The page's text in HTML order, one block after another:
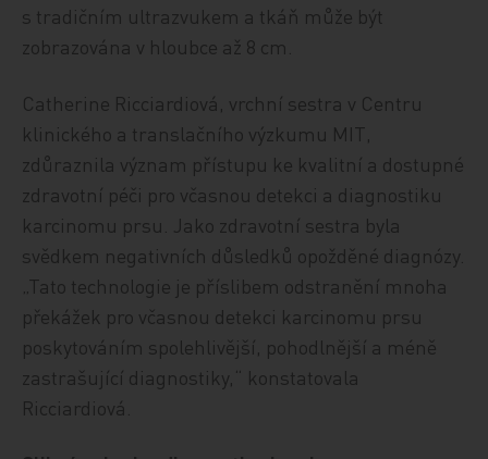
s tradičním ultrazvukem a tkáň může být
zobrazována v hloubce až 8 cm.
Catherine Ricciardiová, vrchní sestra v Centru
klinického a translačního výzkumu MIT,
zdůraznila význam přístupu ke kvalitní a dostupné
zdravotní péči pro včasnou detekci a diagnostiku
karcinomu prsu. Jako zdravotní sestra byla
svědkem negativních důsledků opožděné diagnózy.
„Tato technologie je příslibem odstranění mnoha
překážek pro včasnou detekci karcinomu prsu
poskytováním spolehlivější, pohodlnější a méně
zastrašující diagnostiky,“ konstatovala
Ricciardiová.